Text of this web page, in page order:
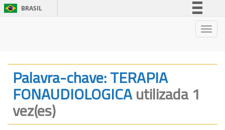
BRASIL
Legislação
Canais
Palavra-chave: TERAPIA
FONAUDIOLOGICAutilizada 1
vez(es)